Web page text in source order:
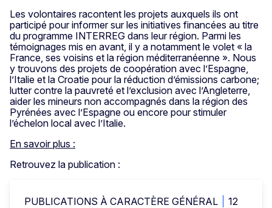
Les volontaires racontent les projets auxquels ils ont
participé pour informer sur les initiatives financées au titre
du programme INTERREG dans leur région. Parmi les
témoignages mis en avant, il y a notamment le volet « la
France, ses voisins et la région méditerranéenne ». Nous
y trouvons des projets de coopération avec l’Espagne,
l’Italie et la Croatie pour la réduction d’émissions carbone;
lutter contre la pauvreté et l’exclusion avec l’Angleterre,
aider les mineurs non accompagnés dans la région des
Pyrénées avec l’Espagne ou encore pour stimuler
l’échelon local avec l’Italie.
En savoir plus :
Retrouvez la publication :
PUBLICATIONS À CARACTÈRE GÉNÉRAL
12